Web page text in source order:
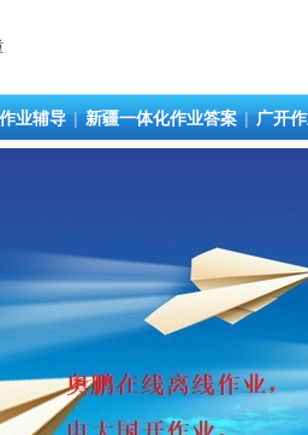
业辅导 | 新疆一体化作业答案 | 广开